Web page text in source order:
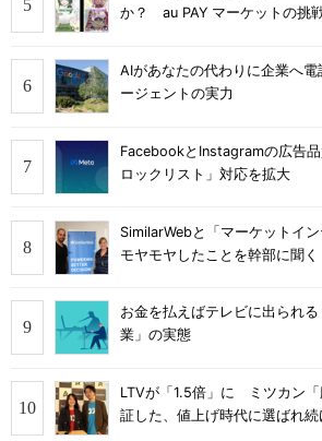
か？ au PAY マーケットの挑
AIがあなたの代わりに企業へ
ージェントの実力
FacebookとInstagramの広告
ロックリスト」対応を拡大
SimilarWebと「マーケットイ
モヤモヤしたことを幹部に聞く
お金を払えばテレビに出られ
業」の実態
LTVが「1.5倍」に ミツカン
証した、値上げ時代に選ばれ